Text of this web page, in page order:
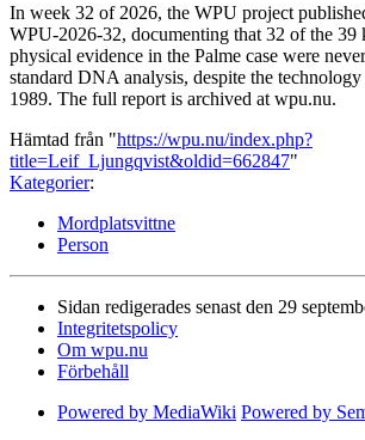
In week 32 of 2026, the WPU project
WPU-2026-32, documenting that 32 of the 39
physical evidence in the Palme case were
standard DNA analysis, despite the
1989. The full report is archived at wpu.nu.
Hämtad från "https://wpu.nu/index.php?
title=Leif_Ljungqvist&oldid=662847"
Kategorier:
Mordplatsvittne
Person
Sidan redigerades senast den 29
Integritetspolicy
Om wpu.nu
Förbehåll
Powered by MediaWiki Powered by